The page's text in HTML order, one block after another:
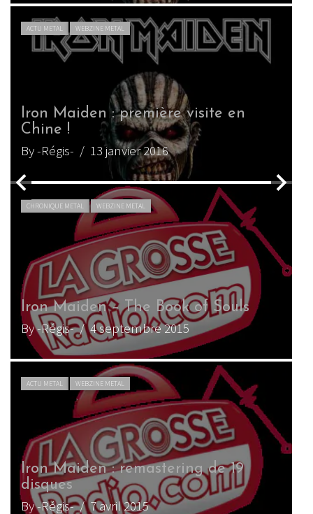
LIVE REPORT METAL WEBZINE METAL
Iron Maiden au Hellfest 2014
By Vyuuse/ 27 juin 2014